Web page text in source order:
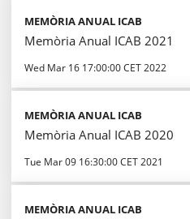
MEMÒRIA ANUAL ICAB
Memòria Anual ICAB 2021
Wed Mar 16 17:00:00 CET 2022
MEMÒRIA ANUAL ICAB
Memòria Anual ICAB 2020
Tue Mar 09 16:30:00 CET 2021
MEMÒRIA ANUAL ICAB